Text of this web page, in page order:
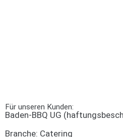
Für unseren Kunden:
Baden-BBQ UG
Branche: Catering